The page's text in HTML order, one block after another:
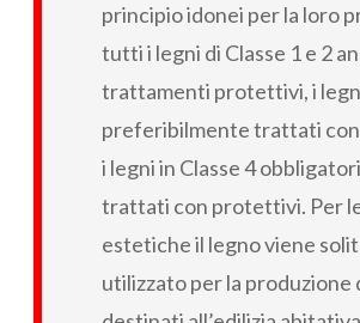
principio idonei per la loro
tutti i legni di Classe 1 e 2
trattamenti protettivi, i
preferibilmente trattati
i legni in Classe 4
trattati con protettivi. Per
estetiche il legno viene
utilizzato per la produzione